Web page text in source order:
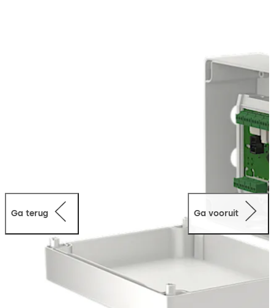
koppeling met alarmsystemen, de elektrische
uitschakeling van het toegangscontrolesysteem, een link
met een centraal beheersysteem van het gebouw, enz.
Ook allerhande info over de status van de deur kan
Ga terug Ga vooruit